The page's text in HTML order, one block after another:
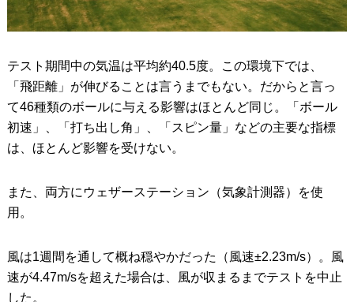
テスト期間中の気温は平均約40.5度。この環境下では、
「飛距離」が伸びることは言うまでもない。だからと言っ
て46種類のボールに与える影響はほとんど同じ。「ボール
初速」、「打ち出し角」、「スピン量」などの主要な指標
は、ほとんど影響を受けない。
また、両方にウェザーステーション（気象計測器）を使
用。
風は1週間を通して概ね穏やかだった（風速±2.23m/s）。風
速が4.47m/sを超えた場合は、風が収まるまでテストを中止
した。